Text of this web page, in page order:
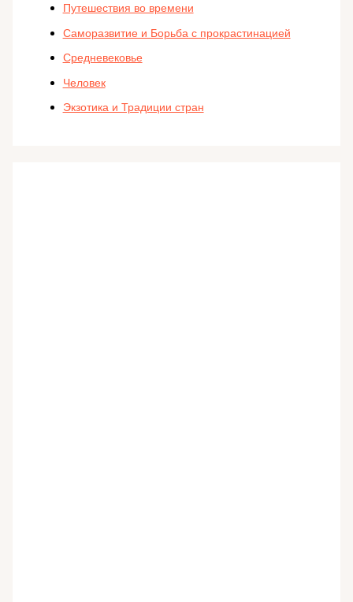
Путешествия во времени
Саморазвитие и Борьба с прокрастинацией
Средневековье
Человек
Экзотика и Традиции стран